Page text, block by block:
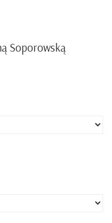
Soporowską